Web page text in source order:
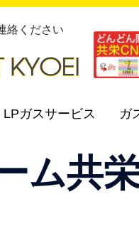
絡ください
LPガスサービス ガ
ム共